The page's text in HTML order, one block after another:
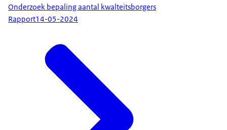
Onderzoek bepaling aantal kwalteitsborgers
Rapport14-05-2024